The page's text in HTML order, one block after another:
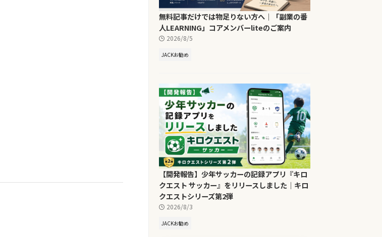
無料記事だけでは物足りない方へ｜「副業の番
人LEARNING」コアメンバーliteのご案内
2026/8/5
JACKお勧め
【開発報告】少年サッカーの記録アプリ『キロ
クエスト サッカー』をリリースしました｜キロ
クエストシリーズ第2弾
2026/8/3
JACKお勧め